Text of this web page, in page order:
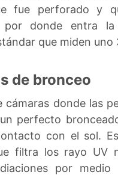
fue perforado y
por donde entra
que miden uno
de bronceo
cámaras donde las
perfecto
con el sol.
filtra los rayo UV
por medio